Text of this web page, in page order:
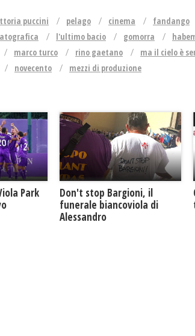
puccini pelago cinema fandango
l'ultimo bacio gomorra
marco turco rino gaetano ma il cielo è
novecento mezzi di produzione
Park
Don't stop Bargioni, il
funerale biancoviola di
Alessandro